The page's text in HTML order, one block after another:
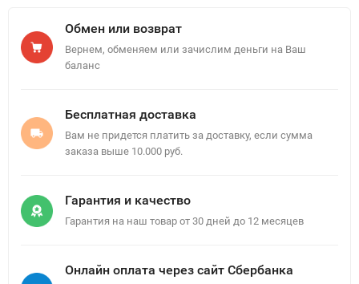
Обмен или возврат
Вернем, обменяем или зачислим деньги на Ваш
баланс
Бесплатная доставка
Вам не придется платить за доставку, если сумма
заказа выше 10.000 руб.
Гарантия и качество
Гарантия на наш товар от 30 дней до 12 месяцев
Онлайн оплата через сайт Сбербанка